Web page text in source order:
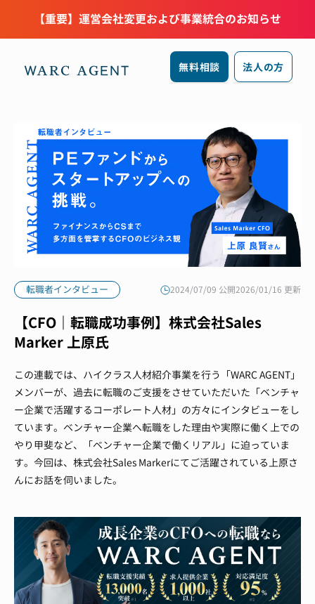
【重要】運営会社変更および事業統合のお知らせ
無料相談 法人の方
転職者インタビュー 2024/07/09 公開2026/01/16 更新
【CFO｜転職成功事例】株式会社Sales
Marker 上原氏
この連載では、ハイクラス人材紹介事業を行う「WARC AGENT」
メンバーが、過去に転職のご支援をさせていただいた「ベンチャ
ー企業で活躍するコーポレート人材」の方々にインタビューをし
ています。ベンチャー企業へ転職をした理由や実際に働く上での
やり甲斐など、「ベンチャー企業で働くリアル」に迫っていま
す。今回は、株式会社Sales Markerにてご活躍されている上原さ
んにお話を伺いました。